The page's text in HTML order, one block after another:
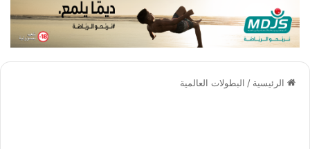
الرئيسية / البطولات العالمية